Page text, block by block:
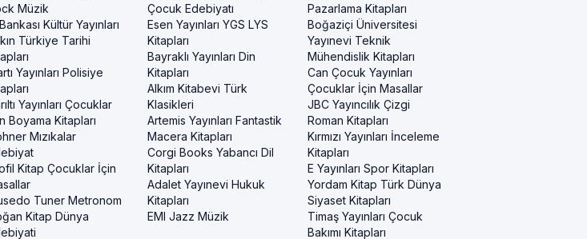
Müzik
Kültür Yayınları
Türkiye Tarihi
Yayınları Polisiye
Yayınları Çocuklar
Boyama Kitapları
Mızıkalar
Kitap Çocuklar İçin
Tuner Metronom
Kitap Dünya
Çocuk Edebiyatı
Esen Yayınları YGS LYS
Kitapları
Bayraklı Yayınları Din
Kitapları
Alkım Kitabevi Türk
Klasikleri
Artemis Yayınları Fantastik
Macera Kitapları
Corgi Books Yabancı Dil
Kitapları
Adalet Yayınevi Hukuk
Kitapları
EMI Jazz Müzik
Pazarlama Kitapları
Boğaziçi Üniversitesi
Yayınevi Teknik
Mühendislik Kitapları
Can Çocuk Yayınları
Çocuklar İçin Masallar
JBC Yayıncılık Çizgi
Roman Kitapları
Kırmızı Yayınları İnceleme
Kitapları
E Yayınları Spor Kitapları
Yordam Kitap Türk Dünya
Siyaset Kitapları
Timaş Yayınları Çocuk
Bakımı Kitapları